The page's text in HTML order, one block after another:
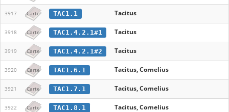
3917 Carte TAC1.1 Tacitus
3918 Carte TAC1.4.2.1#1 Tacitus
3919 Carte TAC1.4.2.1#2 Tacitus
3920 Carte TAC1.6.1 Tacitus, Cornelius
3921 Carte TAC1.7.1 Tacitus, Cornelius
3922 Carte TAC1.8.1 Tacitus, Cornelius